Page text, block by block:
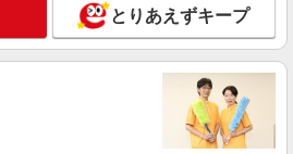
とりあえずキープ